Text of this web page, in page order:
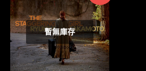
暫無庫存